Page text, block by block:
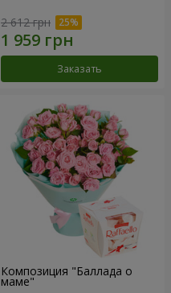
2 612 грн
Заказать
Композиция "Баллада о
маме"